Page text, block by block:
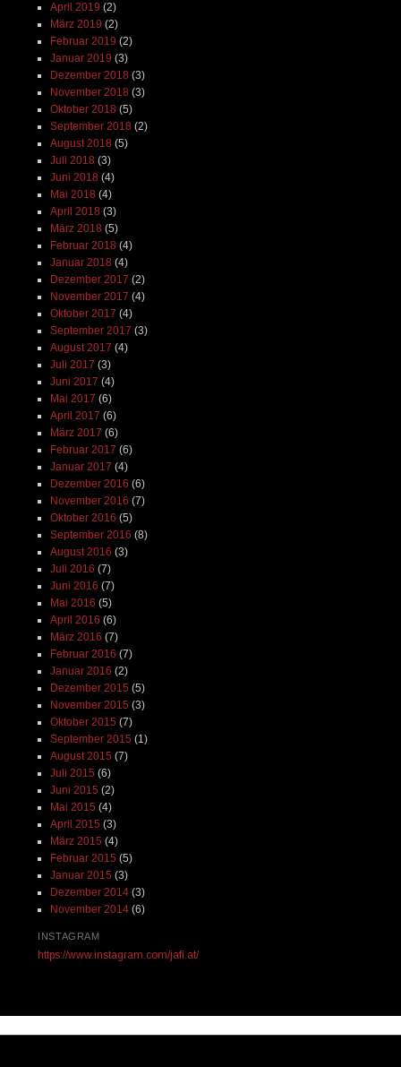
April 2019 (2)
März 2019 (2)
Februar 2019 (2)
Januar 2019 (3)
Dezember 2018 (3)
November 2018 (3)
Oktober 2018 (5)
September 2018 (2)
August 2018 (5)
Juli 2018 (3)
Juni 2018 (4)
Mai 2018 (4)
April 2018 (3)
März 2018 (5)
Februar 2018 (4)
Januar 2018 (4)
Dezember 2017 (2)
November 2017 (4)
Oktober 2017 (4)
September 2017 (3)
August 2017 (4)
Juli 2017 (3)
Juni 2017 (4)
Mai 2017 (6)
April 2017 (6)
März 2017 (6)
Februar 2017 (6)
Januar 2017 (4)
Dezember 2016 (6)
November 2016 (7)
Oktober 2016 (5)
September 2016 (8)
August 2016 (3)
Juli 2016 (7)
Juni 2016 (7)
Mai 2016 (5)
April 2016 (6)
März 2016 (7)
Februar 2016 (7)
Januar 2016 (2)
Dezember 2015 (5)
November 2015 (3)
Oktober 2015 (7)
September 2015 (1)
August 2015 (7)
Juli 2015 (6)
Juni 2015 (2)
Mai 2015 (4)
April 2015 (3)
März 2015 (4)
Februar 2015 (5)
Januar 2015 (3)
Dezember 2014(3)
November 2014(6)
INSTAGRAM
https://www.instagram.com/jafi.at/